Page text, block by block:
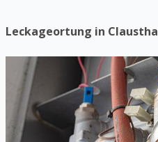
Leckageortung in